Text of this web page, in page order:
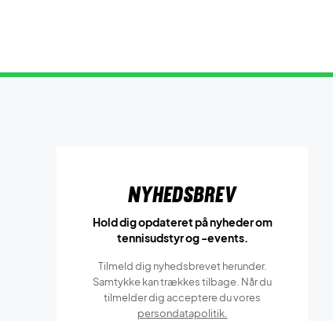
Nyhedsbrev
Hold dig opdateret på nyheder om
tennisudstyr og -events.
Tilmeld dig nyhedsbrevet herunder.
Samtykke kan trækkes tilbage. Når du
tilmelder dig acceptere du vores
persondatapolitik.